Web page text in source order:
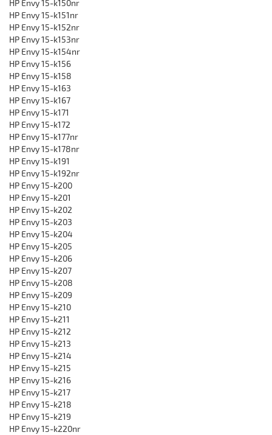
HP Envy 15-k150nr
HP Envy 15-k151nr
HP Envy 15-k152nr
HP Envy 15-k153nr
HP Envy 15-k154nr
HP Envy 15-k156
HP Envy 15-k158
HP Envy 15-k163
HP Envy 15-k167
HP Envy 15-k171
HP Envy 15-k172
HP Envy 15-k177nr
HP Envy 15-k178nr
HP Envy 15-k191
HP Envy 15-k192nr
HP Envy 15-k200
HP Envy 15-k201
HP Envy 15-k202
HP Envy 15-k203
HP Envy 15-k204
HP Envy 15-k205
HP Envy 15-k206
HP Envy 15-k207
HP Envy 15-k208
HP Envy 15-k209
HP Envy 15-k210
HP Envy 15-k211
HP Envy 15-k212
HP Envy 15-k213
HP Envy 15-k214
HP Envy 15-k215
HP Envy 15-k216
HP Envy 15-k217
HP Envy 15-k218
HP Envy 15-k219
HP Envy 15-k220nr